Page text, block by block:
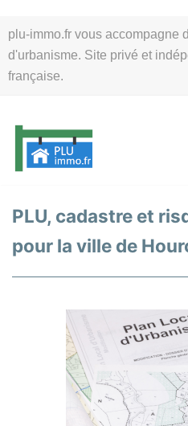
plu-immo.fr vous accompagne
d'urbanisme. Site privé et
française.
au
contenu
PLU, cadastre et
pour la ville de